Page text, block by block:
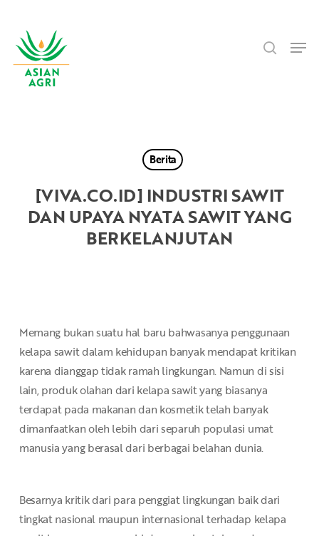
main
content
Berita
[VIVA.CO.ID] INDUSTRI SAWIT
DAN UPAYA NYATA SAWIT YANG
BERKELANJUTAN
Memang bukan suatu hal baru bahwasanya penggunaan
kelapa sawit dalam kehidupan banyak mendapat kritikan
karena dianggap tidak ramah lingkungan. Namun di sisi
lain, produk olahan dari kelapa sawit yang biasanya
terdapat pada makanan dan kosmetik telah banyak
dimanfaatkan oleh lebih dari separuh populasi umat
manusia yang berasal dari berbagai belahan dunia.
Besarnya kritik dari para penggiat lingkungan baik dari
tingkat nasional maupun internasional terhadap kelapa